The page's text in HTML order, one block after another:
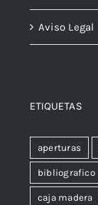
Aviso Legal
ETIQUETAS
aperturas
bibliografico
caja madera